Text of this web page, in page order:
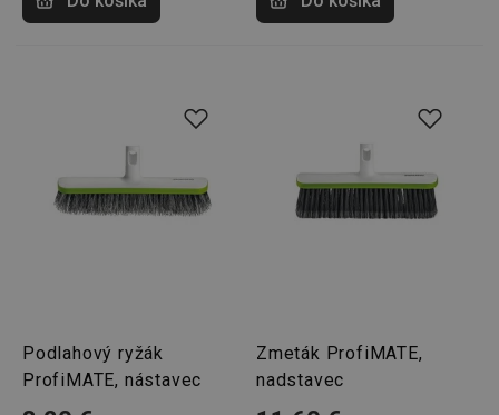
Podlahový ryžák
ProfiMATE, nástavec
Zmeták ProfiMATE,
nadstavec